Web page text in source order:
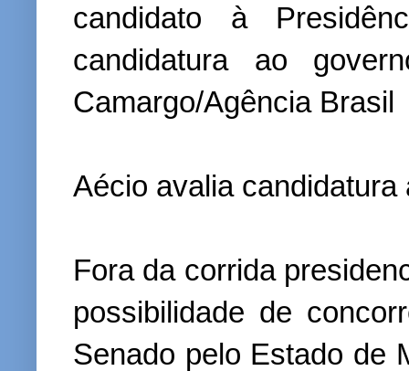
candidato à
candidatura ao
Camargo/Agência Brasil
Aécio avalia candidatura
Fora da corrida
possibilidade de
Senado pelo Estado de